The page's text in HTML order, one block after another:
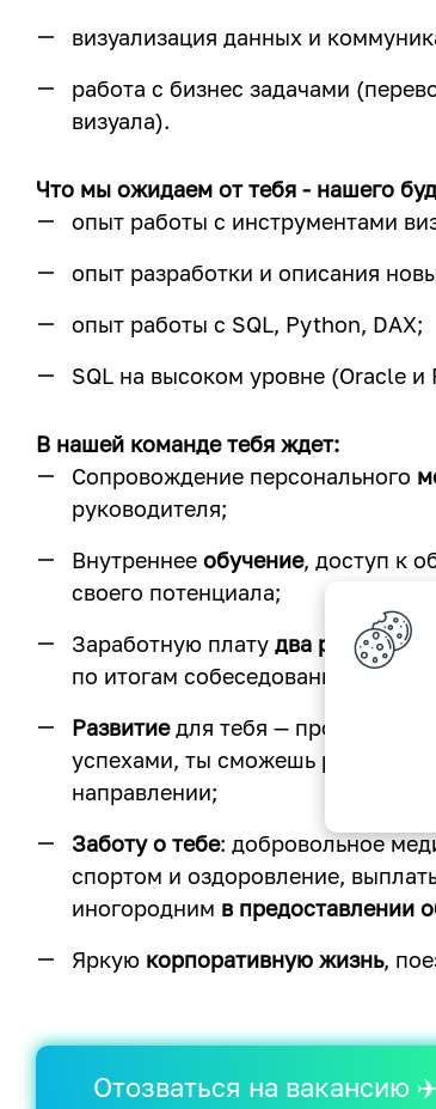
визуализация данных и
работа с бизнес задачами
визуала).
Что мы ожидаем от тебя - нашего
опыт работы с инструментами
опыт разработки и описания
опыт работы с SQL, Python, DAX;
SQL на высоком уровне (Oracle и
В нашей команде тебя ждет:
Сопровождение персонального
руководителя;
Внутреннее обучение, доступ к
своего потенциала;
Заработную плату два раза в
по итогам собеседования) +
Развитиедля тебя —
успехами, ты сможешь
направлении;
Заботу о тебе: добровольное
спортом и оздоровление,
иногородним в предоставлении
Яркую корпоративную жизнь,
Отозваться на вакансию